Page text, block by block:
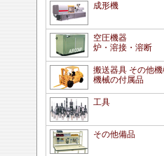
成形機
空圧機器
炉・溶接・溶断
搬送器具 その他
機械の付属品
工具
その他備品